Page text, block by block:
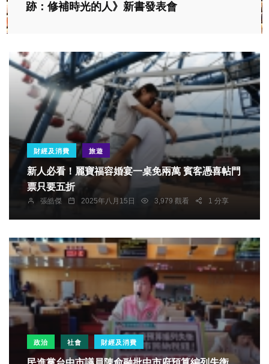
跡：修補時光的人》新書發表會
財經及消費 旅遊
新人必看！麗寶福容婚宴一桌免兩萬 賓客憑喜帖門
票只要五折
張皓傑 2025年八月15日 3,979 觀看 1 分享
政治 社會 財經及消費